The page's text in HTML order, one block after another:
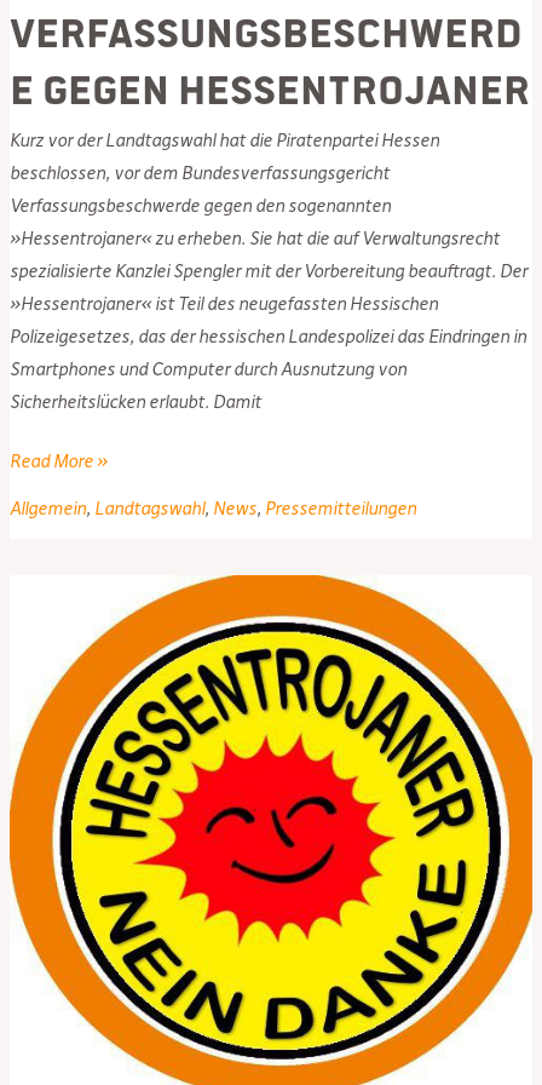
Verfassungsbeschwerd
e gegen Hessentrojaner
Kurz vor der Landtagswahl hat die Piratenpartei Hessen
beschlossen, vor dem Bundesverfassungsgericht
Verfassungsbeschwerde gegen den sogenannten
»Hessentrojaner« zu erheben. Sie hat die auf Verwaltungsrecht
spezialisierte Kanzlei Spengler mit der Vorbereitung beauftragt. Der
»Hessentrojaner« ist Teil des neugefassten Hessischen
Polizeigesetzes, das der hessischen Landespolizei das Eindringen in
Smartphones und Computer durch Ausnutzung von
Sicherheitslücken erlaubt. Damit
PIRATEN
Verfassungsbeschwerde
Read More »
Allgemein, Landtagswahl, News, Pressemitteilungen